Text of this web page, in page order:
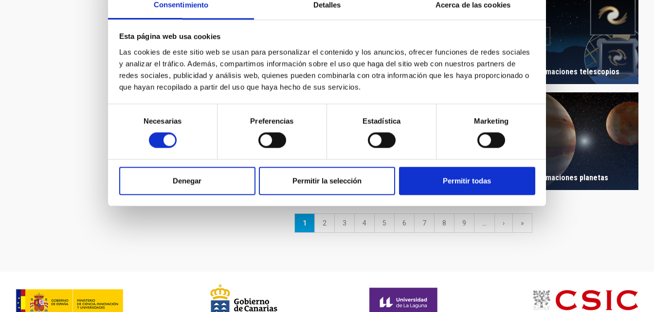
Consentimiento Detalles Acerca de las cookies
Esta página web usa cookies
Las cookies de este sitio web se usan para personalizar el contenido y los anuncios, ofrecer funciones de redes sociales
y analizar el tráfico. Además, compartimos información sobre el uso que haga del sitio web con nuestros partners de
redes sociales, publicidad y análisis web, quienes pueden combinarla con otra información que les haya proporcionado o
que hayan recopilado a partir del uso que haya hecho de sus servicios.
consentimiento
Necesarias Preferencias Estadística Marketing
Denegar Permitir la selección Permitir todas
Vídeos GTC 2000-2005
Videos asteroides, cometas
and meteoros
Animaciones
arqueoastronomía
Animaciones telescopios
Animaciones Sol
Clausura de la XXXIV Canary
Islands Winter School
Animaciones satélites Animaciones planetas
Página
1 Página
2 Página
3 Página
4 Página
5 Página
6 Página
7 Página
8 Página
9 …
Siguiente
›
última
»